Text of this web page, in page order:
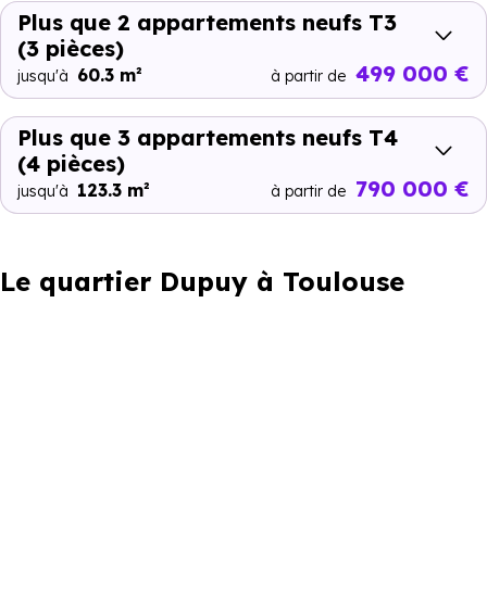
Plus que 2 appartements neufs T3
(3 pièces)
jusqu'à 60.3 m² à partir de 499 000 €
Plus que 3 appartements neufs T4
(4 pièces)
jusqu'à 123.3 m² à partir de 790 000 €
Le quartier Dupuy à Toulouse